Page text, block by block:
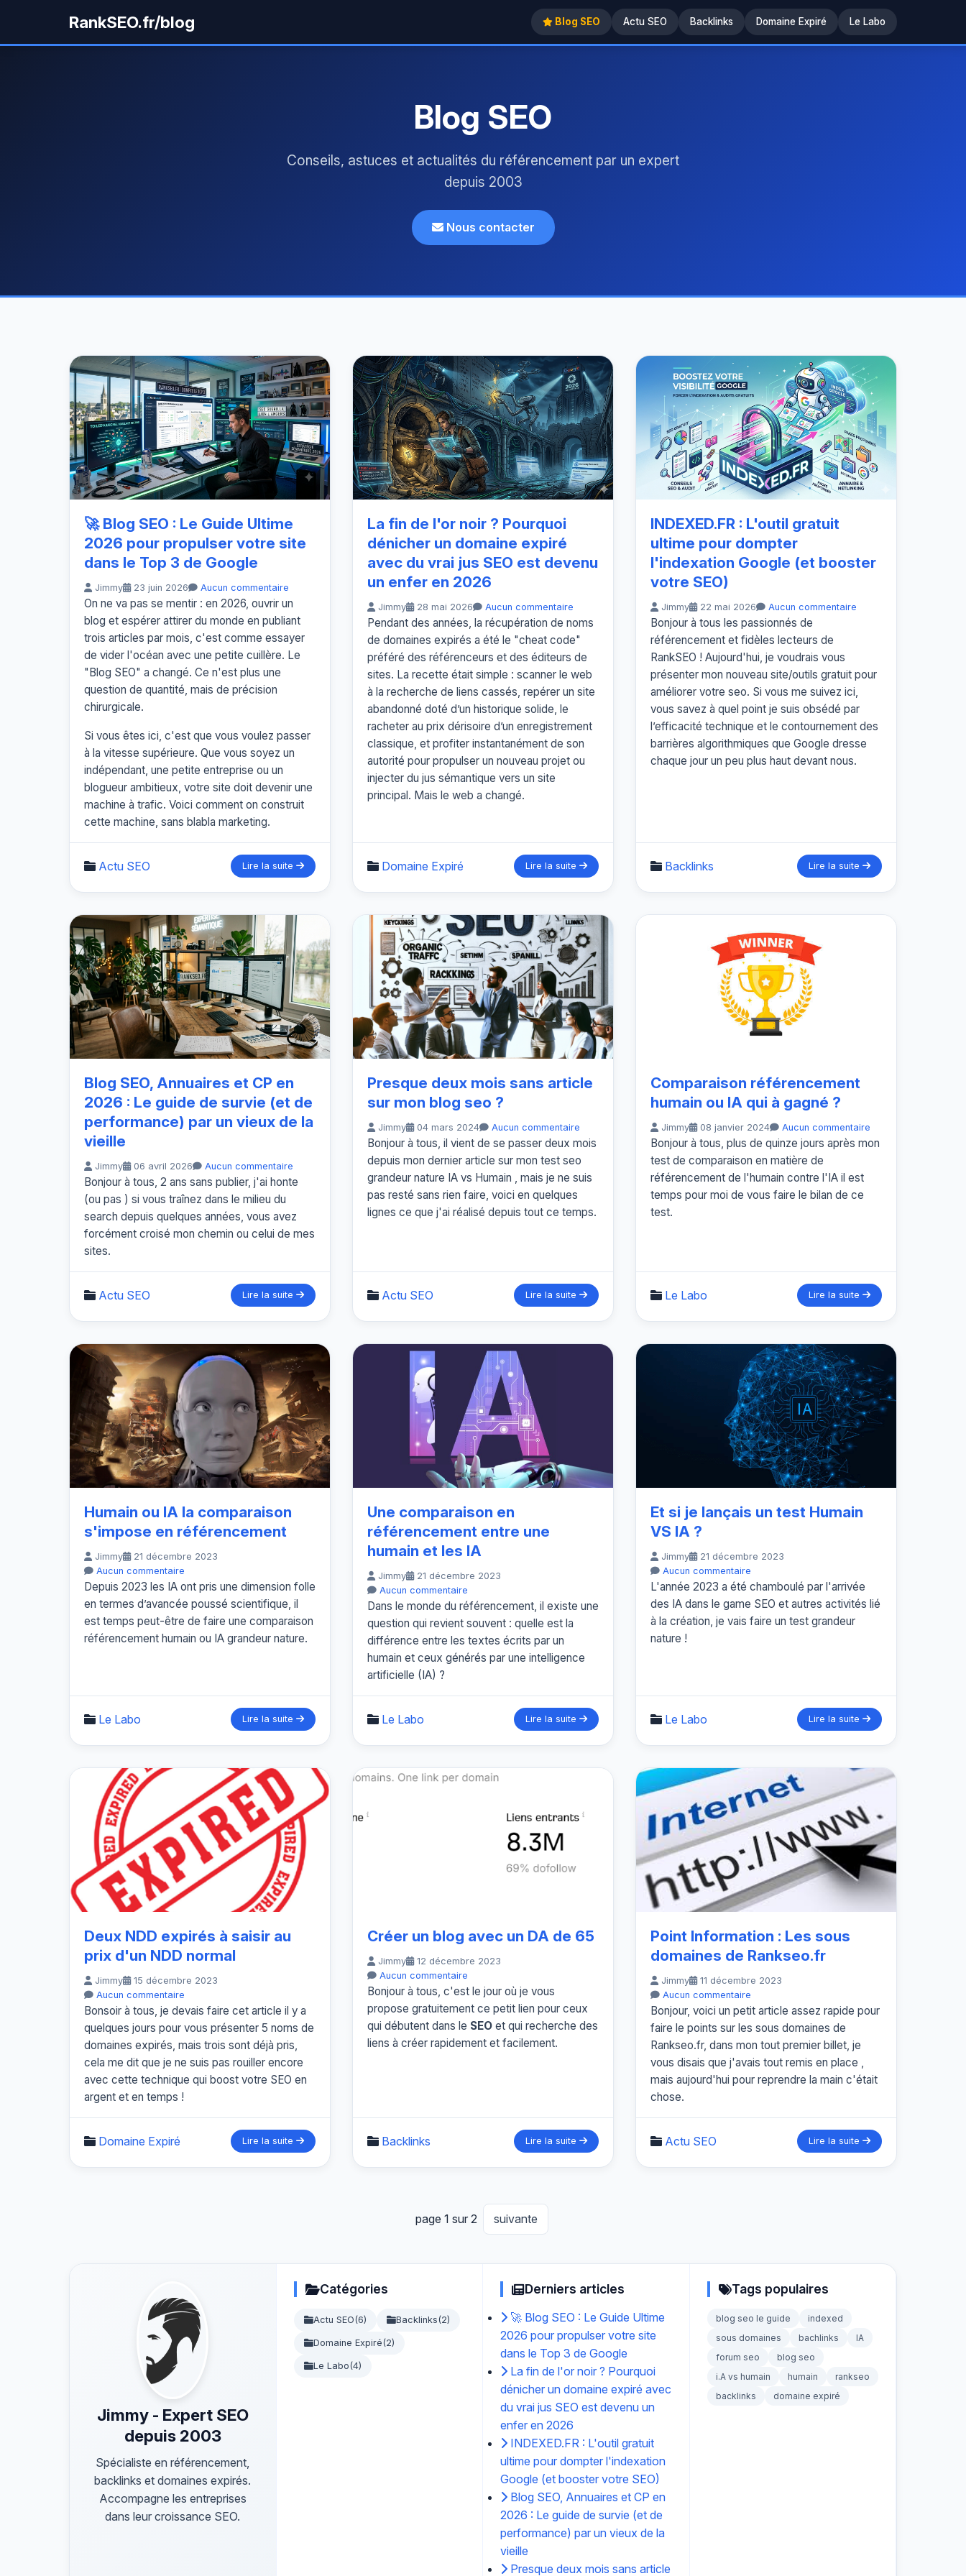
RankSEO.fr/blog Blog SEO Actu SEO Backlinks Domaine Expiré Le Labo
Blog SEO
Conseils, astuces et actualités du référencement par un expert
depuis 2003
Nous contacter
🚀 Blog SEO : Le Guide Ultime
2026 pour propulser votre site
dans le Top 3 de Google
Jimmy 23 juin 2026 Aucun commentaire
On ne va pas se mentir : en 2026, ouvrir un
blog et espérer attirer du monde en publiant
trois articles par mois, c'est comme essayer
de vider l'océan avec une petite cuillère. Le
"Blog SEO" a changé. Ce n'est plus une
question de quantité, mais de précision
chirurgicale.
Si vous êtes ici, c'est que vous voulez passer
à la vitesse supérieure. Que vous soyez un
indépendant, une petite entreprise ou un
blogueur ambitieux, votre site doit devenir une
machine à trafic. Voici comment on construit
cette machine, sans blabla marketing.
Actu SEO Lire la suite
La fin de l'or noir ? Pourquoi
dénicher un domaine expiré
avec du vrai jus SEO est devenu
un enfer en 2026
Jimmy 28 mai 2026 Aucun commentaire
Pendant des années, la récupération de noms
de domaines expirés a été le "cheat code"
préféré des référenceurs et des éditeurs de
sites. La recette était simple : scanner le web
à la recherche de liens cassés, repérer un site
abandonné doté d’un historique solide, le
racheter au prix dérisoire d’un enregistrement
classique, et profiter instantanément de son
autorité pour propulser un nouveau projet ou
injecter du jus sémantique vers un site
principal. Mais le web a changé.
Domaine Expiré Lire la suite
INDEXED.FR : L'outil gratuit
ultime pour dompter
l'indexation Google (et booster
votre SEO)
Jimmy 22 mai 2026 Aucun commentaire
Bonjour à tous les passionnés de
référencement et fidèles lecteurs de
RankSEO ! Aujourd'hui, je voudrais vous
présenter mon nouveau site/outils gratuit pour
améliorer votre seo. Si vous me suivez ici,
vous savez à quel point je suis obsédé par
l’efficacité technique et le contournement des
barrières algorithmiques que Google dresse
chaque jour un peu plus haut devant nous.
Backlinks Lire la suite
Blog SEO, Annuaires et CP en
2026 : Le guide de survie (et de
performance) par un vieux de la
vieille
Jimmy 06 avril 2026 Aucun commentaire
Bonjour à tous, 2 ans sans publier, j'ai honte
(ou pas ) si vous traînez dans le milieu du
search depuis quelques années, vous avez
forcément croisé mon chemin ou celui de mes
sites.
Actu SEO Lire la suite
Presque deux mois sans article
sur mon blog seo ?
Jimmy 04 mars 2024 Aucun commentaire
Bonjour à tous, il vient de se passer deux mois
depuis mon dernier article sur mon test seo
grandeur nature IA vs Humain , mais je ne suis
pas resté sans rien faire, voici en quelques
lignes ce que j'ai réalisé depuis tout ce temps.
Actu SEO Lire la suite
Comparaison référencement
humain ou IA qui à gagné ?
Jimmy 08 janvier 2024 Aucun commentaire
Bonjour à tous, plus de quinze jours après mon
test de comparaison en matière de
référencement de l'humain contre l'IA il est
temps pour moi de vous faire le bilan de ce
test.
Le Labo Lire la suite
Humain ou IA la comparaison
s'impose en référencement
Jimmy
21 décembre 2023
Aucun commentaire
Depuis 2023 les IA ont pris une dimension folle
en termes d’avancée poussé scientifique, il
est temps peut-être de faire une comparaison
référencement humain ou IA grandeur nature.
Le Labo Lire la suite
Une comparaison en
référencement entre une
humain et les IA
Jimmy
21 décembre 2023
Aucun commentaire
Dans le monde du référencement, il existe une
question qui revient souvent : quelle est la
différence entre les textes écrits par un
humain et ceux générés par une intelligence
artificielle (IA) ?
Le Labo Lire la suite
Et si je lançais un test Humain
VS IA ?
Jimmy
21 décembre 2023
Aucun commentaire
L'année 2023 a été chamboulé par l'arrivée
des IA dans le game SEO et autres activités lié
à la création, je vais faire un test grandeur
nature !
Le Labo Lire la suite
Deux NDD expirés à saisir au
prix d'un NDD normal
Jimmy
15 décembre 2023
Aucun commentaire
Bonsoir à tous, je devais faire cet article il y a
quelques jours pour vous présenter 5 noms de
domaines expirés, mais trois sont déjà pris,
cela me dit que je ne suis pas rouiller encore
avec cette technique qui boost votre SEO en
argent et en temps !
Domaine Expiré Lire la suite
Créer un blog avec un DA de 65
Jimmy
12 décembre 2023
Aucun commentaire
Bonjour à tous, c'est le jour où je vous
propose gratuitement ce petit lien pour ceux
qui débutent dans le SEO et qui recherche des
liens à créer rapidement et facilement.
Backlinks Lire la suite
Point Information : Les sous
domaines de Rankseo.fr
Jimmy
11 décembre 2023
Aucun commentaire
Bonjour, voici un petit article assez rapide pour
faire le points sur les sous domaines de
Rankseo.fr, dans mon tout premier billet, je
vous disais que j'avais tout remis en place ,
mais aujourd'hui pour reprendre la main c'était
chose.
Actu SEO Lire la suite
page 1 sur 2 suivante
Jimmy - Expert SEO
depuis 2003
Spécialiste en référencement,
backlinks et domaines expirés.
Accompagne les entreprises
dans leur croissance SEO.
Catégories
Actu SEO(6) Backlinks(2)
Domaine Expiré(2)
Le Labo(4)
Derniers articles
🚀 Blog SEO : Le Guide Ultime
2026 pour propulser votre site
dans le Top 3 de Google
La fin de l'or noir ? Pourquoi
dénicher un domaine expiré avec
du vrai jus SEO est devenu un
enfer en 2026
INDEXED.FR : L'outil gratuit
ultime pour dompter l'indexation
Google (et booster votre SEO)
Blog SEO, Annuaires et CP en
2026 : Le guide de survie (et de
performance) par un vieux de la
vieille
Presque deux mois sans article
Tags populaires
blog seo le guide
indexed
sous domaines
bachlinks
IA
forum seo
blog seo
i.A vs humain
humain
rankseo
backlinks
domaine expiré